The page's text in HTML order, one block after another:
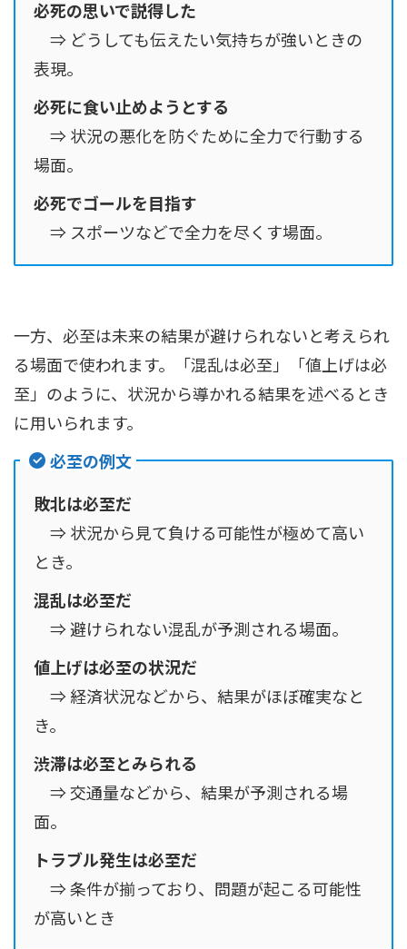
必死の思いで説得した
⇒ どうしても伝えたい気持ちが強いときの
表現。
必死に食い止めようとする
⇒ 状況の悪化を防ぐために全力で行動する
場面。
必死でゴールを目指す
⇒ スポーツなどで全力を尽くす場面。
一方、必至は未来の結果が避けられないと考えられ
る場面で使われます。「混乱は必至」「値上げは必
至」のように、状況から導かれる結果を述べるとき
に用いられます。
必至の例文
敗北は必至だ
⇒ 状況から見て負ける可能性が極めて高い
とき。
混乱は必至だ
⇒ 避けられない混乱が予測される場面。
値上げは必至の状況だ
⇒ 経済状況などから、結果がほぼ確実なと
き。
渋滞は必至とみられる
⇒ 交通量などから、結果が予測される場
面。
トラブル発生は必至だ
⇒ 条件が揃っており、問題が起こる可能性
が高いとき